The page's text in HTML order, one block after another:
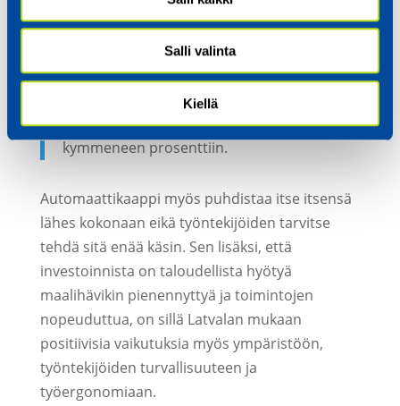
Salli valinta
Kiellä
automaattimaalauskaapin ansiosta
maalijätteestä saadaan suurempi osa
talteen ja uudelleen käytettäväksi. Nykyinen
40 prosentin maalihävikki pystytään uuden
kaapin myötä supistamaan vain
kymmeneen prosenttiin.
Automaattikaappi myös puhdistaa itse itsensä
lähes kokonaan eikä työntekijöiden tarvitse
tehdä sitä enää käsin. Sen lisäksi, että
investoinnista on taloudellista hyötyä
maalihävikin pienennyttyä ja toimintojen
nopeuduttua, on sillä Latvalan mukaan
positiivisia vaikutuksia myös ympäristöön,
työntekijöiden turvallisuuteen ja
työergonomiaan.